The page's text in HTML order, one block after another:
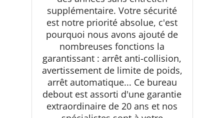
supplémentaire. Votre sécurité
est notre priorité absolue, c'est
pourquoi nous avons ajouté de
nombreuses fonctions la
garantissant : arrêt anti-collision,
avertissement de limite de poids,
arrêt automatique... Ce bureau
debout est assorti d'une garantie
extraordinaire de 20 ans et nos